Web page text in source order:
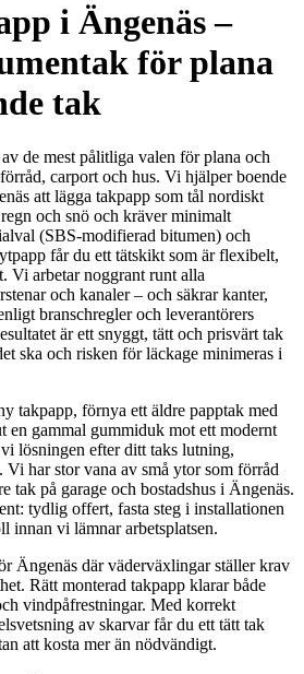
i Ängenäs –
för plana
tak
de mest pålitliga valen för plana och
carport och hus. Vi hjälper boende
att lägga takpapp som tål nordiskt
och snö och kräver minimalt
(SBS-modifierad bitumen) och
får du ett tätskikt som är flexibelt,
Vi arbetar noggrant runt alla
och kanaler – och säkrar kanter,
branschregler och leverantörers
är ett snyggt, tätt och prisvärt tak
ska och risken för läckage minimeras i
takpapp, förnya ett äldre papptak med
en gammal gummiduk mot ett modernt
lösningen efter ditt taks lutning,
har stor vana av små ytor som förråd
tak på garage och bostadshus i Ängenäs.
tydlig offert, fasta steg i installationen
innan vi lämnar arbetsplatsen.
Ängenäs där väderväxlingar ställer krav
Rätt monterad takpapp klarar både
vindpåfrestningar. Med korrekt
av skarvar får du ett tätt tak
att kosta mer än nödvändigt.